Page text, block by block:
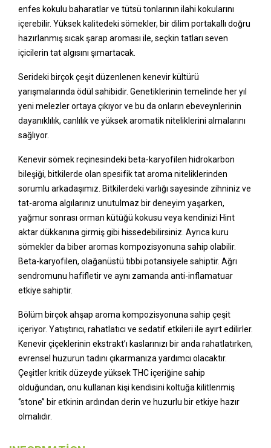
enfes kokulu baharatlar ve tütsü tonlarının ilahi kokularını
içerebilir. Yüksek kalitedeki sömekler, bir dilim portakallı doğru
hazırlanmış sıcak şarap aroması ile, seçkin tatları seven
içicilerin tat algısını şımartacak.
Serideki birçok çeşit düzenlenen kenevir kültürü
yarışmalarında ödül sahibidir. Genetiklerinin temelinde her yıl
yeni melezler ortaya çıkıyor ve bu da onların ebeveynlerinin
dayanıklılık, canlılık ve yüksek aromatik niteliklerini almalarını
sağlıyor.
Kenevir sömek reçinesindeki beta-karyofilen hidrokarbon
bileşiği, bitkilerde olan spesifik tat aroma niteliklerinden
sorumlu arkadaşımız. Bitkilerdeki varlığı sayesinde zihniniz ve
tat-aroma algılarınız unutulmaz bir deneyim yaşarken,
yağmur sonrası orman kütüğü kokusu veya kendinizi Hint
aktar dükkanına girmiş gibi hissedebilirsiniz. Ayrıca kuru
sömekler da biber aromas kompozisyonuna sahip olabilir.
Beta-karyofilen, olağanüstü tıbbi potansiyele sahiptir. Ağrı
sendromunu hafifletir ve aynı zamanda anti-inflamatuar
etkiye sahiptir.
Bölüm birçok ahşap aroma kompozisyonuna sahip çeşit
içeriyor. Yatıştırıcı, rahatlatıcı ve sedatif etkileri ile ayırt edilirler.
Kenevir çiçeklerinin ekstrakt’ı kaslarınızı bir anda rahatlatırken,
evrensel huzurun tadını çıkarmanıza yardımcı olacaktır.
Çeşitler kritik düzeyde yüksek THC içeriğine sahip
olduğundan, onu kullanan kişi kendisini koltuğa kilitlenmiş
‘’stone’’ bir etkinin ardından derin ve huzurlu bir etkiye hazır
olmalıdır.